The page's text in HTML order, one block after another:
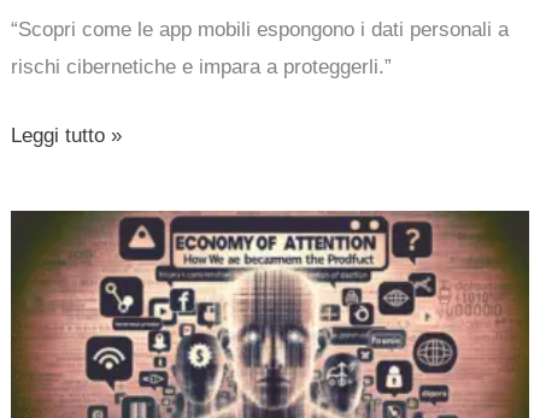
“Scopri come le app mobili espongono i dati personali a
rischi cibernetiche e impara a proteggerli.”
Leggi tutto »
L’Economia
dell’Attenzione:
Come
Siamo
Diventati